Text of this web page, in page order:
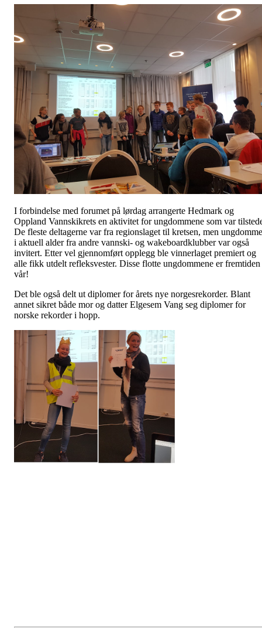
I forbindelse med forumet på lørdag arrangerte Hedmark og
Oppland Vannskikrets en aktivitet for ungdommene som var
De fleste deltagerne var fra regionslaget til kretsen, men
i aktuell alder fra andre vannski- og wakeboardklubber var også
invitert. Etter vel gjennomført opplegg ble vinnerlaget premiert og
alle fikk utdelt refleksvester. Disse flotte ungdommene er fremtiden
vår!
Det ble også delt ut diplomer for årets nye norgesrekorder. Blant
annet sikret både mor og datter Elgesem Vang seg diplomer for
norske rekorder i hopp.